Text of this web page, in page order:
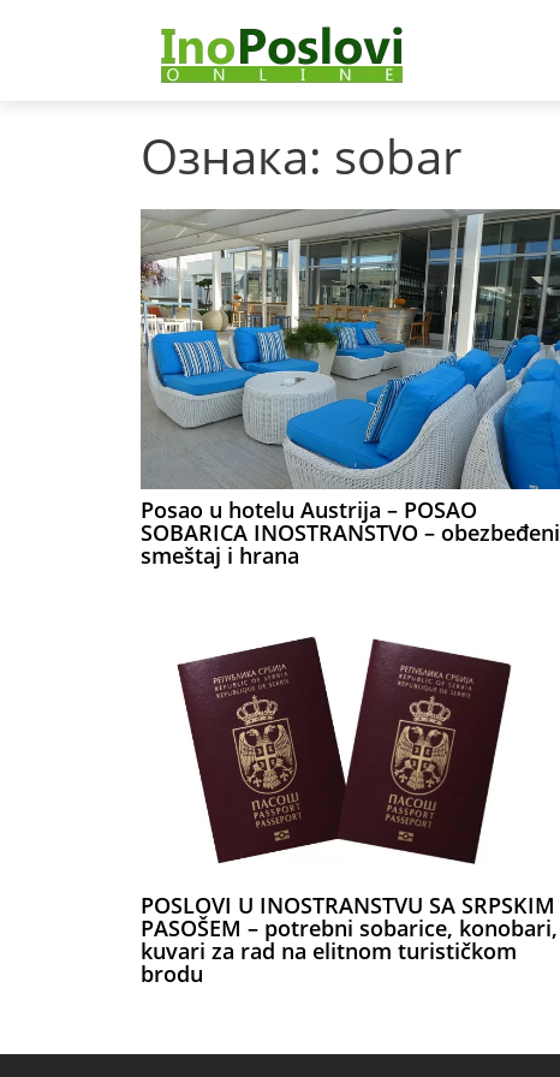
Ознака: sobar
Posao u hotelu Austrija – POSAO
SOBARICA INOSTRANSTVO – obezbeđeni
smeštaj i hrana
POSLOVI U INOSTRANSTVU SA SRPSKIM
PASOŠEM – potrebni sobarice, konobari,
kuvari za rad na elitnom turističkom
brodu